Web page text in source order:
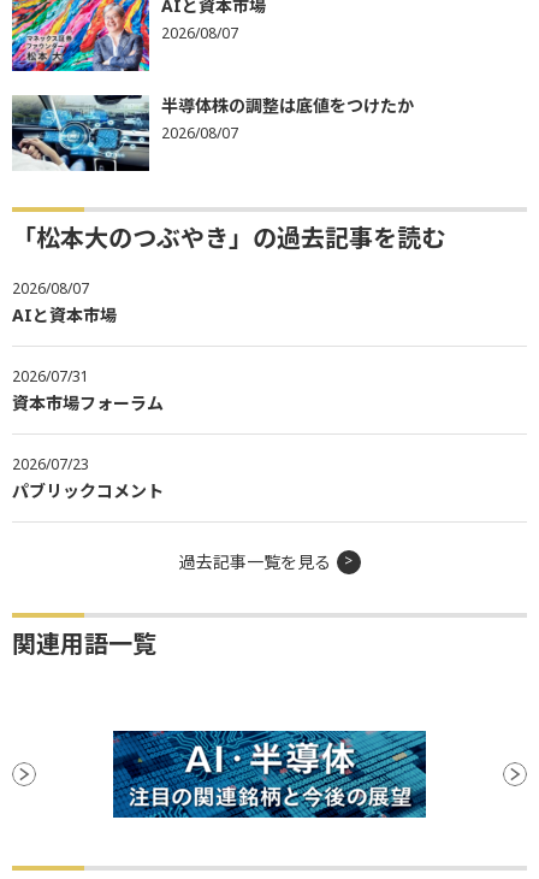
AIと資本市場
2026/08/07
半導体株の調整は底値をつけたか
2026/08/07
「松本大のつぶやき」の過去記事を読む
2026/08/07
AIと資本市場
2026/07/31
資本市場フォーラム
2026/07/23
パブリックコメント
過去記事一覧を見る
関連用語一覧